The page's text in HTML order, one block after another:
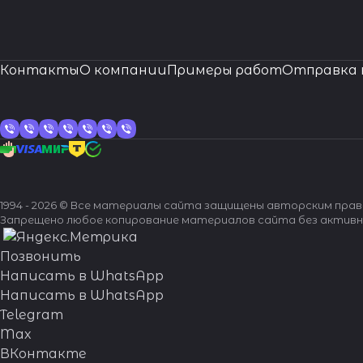
КонтактыО компании Примеры работОтправка
1994 - 2026 © Все материалы сайта защищены авторским
Запрещено любое копирование материалов сайта без
Позвонить
Написать в WhatsApp
Написать в WhatsApp
Telegram
Max
ВКонтакте